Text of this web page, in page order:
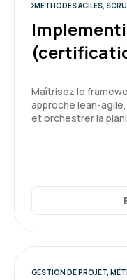
MÉTHODES AGILES,
Maîtrisez le
approche lean-
et orchestrer la
GESTION DE PROJET,